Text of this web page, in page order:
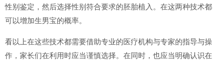
性别鉴定，然后选择性别符合要求的胚胎植入。在这两种技术都
可以增加生男宝的概率。
看以上在这些技术都需要借助专业的医疗机构与专家的指导与操
作，家长们在利用时应当谨慎选择。在同时，也应当明确认识在